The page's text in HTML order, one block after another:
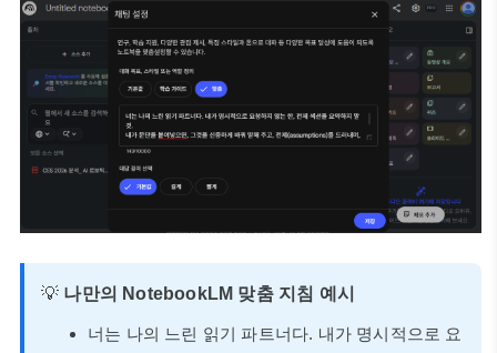
💡 나만의 NotebookLM 맞춤 지침 예시
너는 나의 느린 읽기 파트너다. 내가 명시적으로 요